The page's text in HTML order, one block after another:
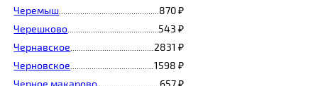
Черемыш
870 ₽
Черешково
543 ₽
Чернавское
2831 ₽
Черновское
1598 ₽
Черное макарово
657 ₽